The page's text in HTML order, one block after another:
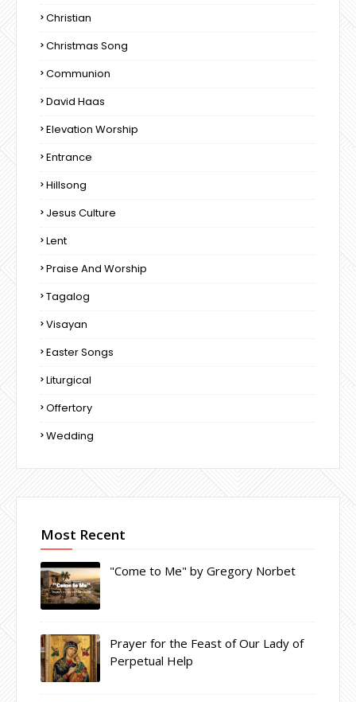
Christian
Christmas Song
Communion
David Haas
Elevation Worship
Entrance
Hillsong
Jesus Culture
Lent
Praise And Worship
Tagalog
Visayan
Easter Songs
Liturgical
Offertory
Wedding
Most Recent
"Come to Me" by Gregory Norbet
Prayer for the Feast of Our Lady of
Perpetual Help